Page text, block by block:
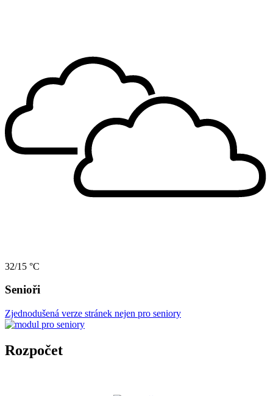
32/15 °C
Senioři
Zjednodušená verze stránek nejen pro seniory
Rozpočet